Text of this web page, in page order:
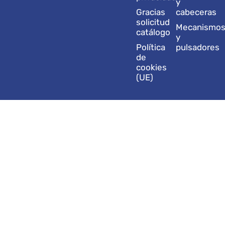
Gracias
solicitud
catálogo
Política
de
cookies
(UE)
y
cabeceras
y
pulsadores